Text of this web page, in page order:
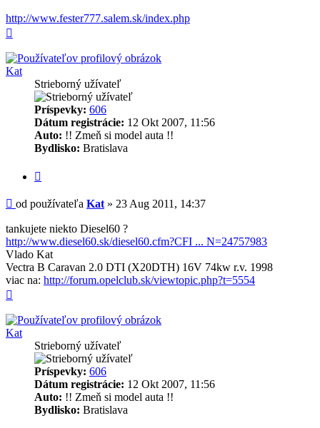
http://www.fester777.salem.sk/index.php
Kat
Strieborný užívateľ
Príspevky: 606
Dátum registrácie: 12 Okt 2007, 11:56
Auto: !! Zmeň si model auta !!
Bydlisko: Bratislava
Príspevok
od používateľa Kat » 23 Aug 2011, 14:37
tankujete niekto Diesel60 ?
http://www.diesel60.sk/diesel60.cfm?CFI ... N=24757983
Vlado Kat
Vectra B Caravan 2.0 DTI (X20DTH) 16V 74kw r.v. 1998
viac na: http://forum.opelclub.sk/viewtopic.php?t=5554
Kat
Strieborný užívateľ
Príspevky: 606
Dátum registrácie: 12 Okt 2007, 11:56
Auto: !! Zmeň si model auta !!
Bydlisko: Bratislava